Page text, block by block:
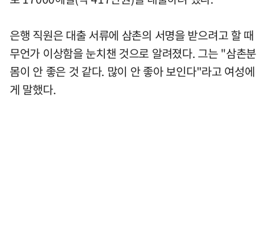
은행 직원은 대출 서류에 삼촌의 서명을 받으려고 할 때
무언가 이상함을 눈치챈 것으로 알려졌다. 그는 "삼촌분
몸이 안 좋은 것 같다. 많이 안 좋아 보인다"라고 여성에
게 말했다.